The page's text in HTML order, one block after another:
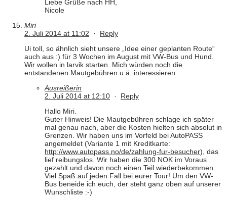
Liebe Grüße nach HH,
Nicole
Miri
2. Juli 2014 at 11:02 · Reply
Ui toll, so ähnlich sieht unsere „Idee einer geplanten Route“
auch aus :) für 3 Wochen im August mit VW-Bus und Hund.
Wir wollen in larvik starten. Mich würden noch die
entstandenen Mautgebühren u.ä. interessieren.
Ausreißerin
2. Juli 2014 at 12:10 · Reply
Hallo Miri.
Guter Hinweis! Die Mautgebühren schlage ich später
mal genau nach, aber die Kosten hielten sich absolut in
Grenzen. Wir haben uns im Vorfeld bei AutoPASS
angemeldet (Variante 1 mit Kreditkarte:
http://www.autopass.no/de/zahlung-fur-besucher), das
lief reibungslos. Wir haben die 300 NOK im Voraus
gezahlt und davon noch einen Teil wiederbekommen.
Viel Spaß auf jeden Fall bei eurer Tour! Um den VW-
Bus beneide ich euch, der steht ganz oben auf unserer
Wunschliste :-)